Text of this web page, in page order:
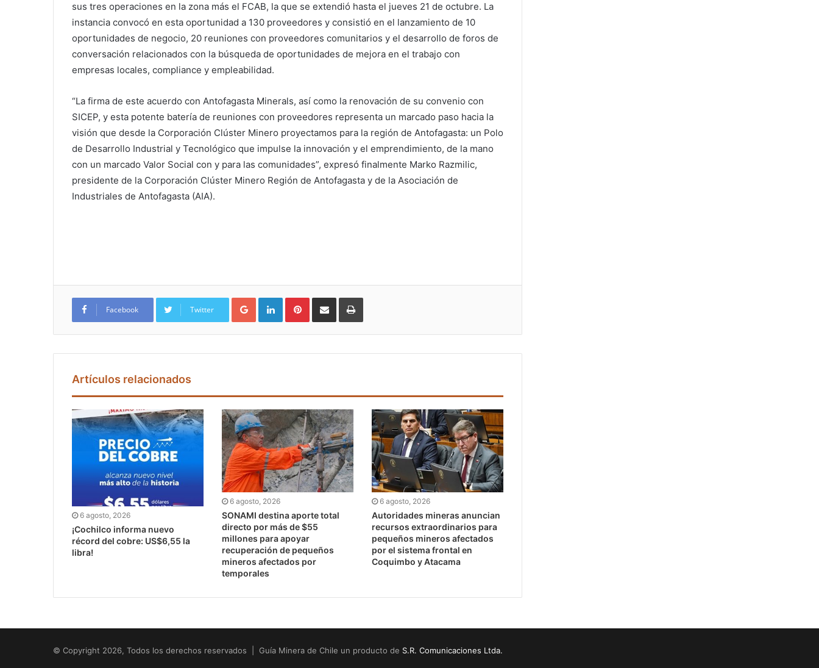
sus tres operaciones en la zona más el FCAB, la que se extendió hasta el jueves 21 de octubre. La
instancia convocó en esta oportunidad a 130 proveedores y consistió en el lanzamiento de 10
oportunidades de negocio, 20 reuniones con proveedores comunitarios y el desarrollo de foros de
conversación relacionados con la búsqueda de oportunidades de mejora en el trabajo con
empresas locales, compliance y empleabilidad.
“La firma de este acuerdo con Antofagasta Minerals, así como la renovación de su convenio con
SICEP, y esta potente batería de reuniones con proveedores representa un marcado paso hacia la
visión que desde la Corporación Clúster Minero proyectamos para la región de Antofagasta: un Polo
de Desarrollo Industrial y Tecnológico que impulse la innovación y el emprendimiento, de la mano
con un marcado Valor Social con y para las comunidades”, expresó finalmente Marko Razmilic,
presidente de la Corporación Clúster Minero Región de Antofagasta y de la Asociación de
Industriales de Antofagasta (AIA).
Facebook Twitter
Google+ LinkedIn Pinterest
Artículos relacionados
6 agosto, 2026
¡Cochilco informa nuevo
récord del cobre: US$6,55 la
libra!
6 agosto, 2026
SONAMI destina aporte total
directo por más de $55
millones para apoyar
recuperación de pequeños
mineros afectados por
temporales
6 agosto, 2026
Autoridades mineras anuncian
recursos extraordinarios para
pequeños mineros afectados
por el sistema frontal en
Coquimbo y Atacama
© Copyright 2026, Todos los derechos reservados | Guía Minera de Chile un producto de S.R. Comunicaciones Ltda.